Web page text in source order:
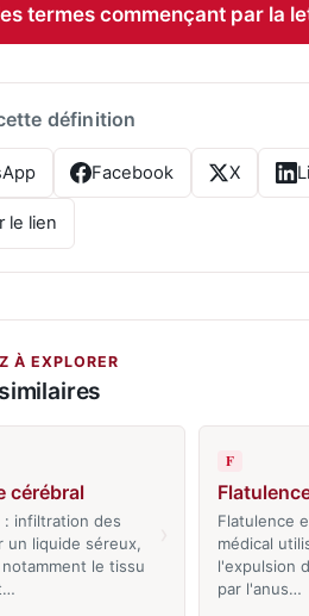
termes commençant par la
définition
Facebook X
le lien
À EXPLORER
cérébral
infiltration des
un liquide séreux,
le tissu
F
Flatulence
médical
l'expulsion
par l'anus…